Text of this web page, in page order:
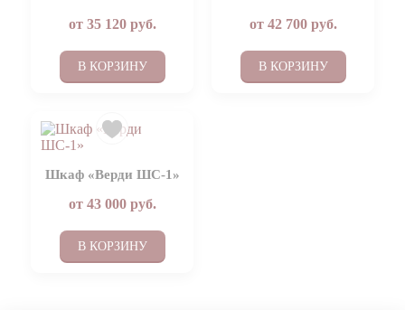
от 35 120руб.
В КОРЗИНУ
от 42 700руб.
В КОРЗИНУ
Шкаф «Верди ШС-1»
от 43 000руб.
В КОРЗИНУ